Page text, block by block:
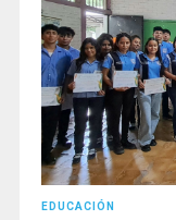
EDUCACIÓN